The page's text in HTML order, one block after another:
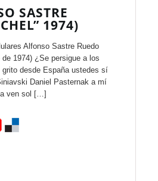
SASTRE
1974)
Alfonso Sastre Ruedo
de 1974) ¿Se persigue a los
desde España ustedes sí
Daniel Pasternak a mí
ven sol […]